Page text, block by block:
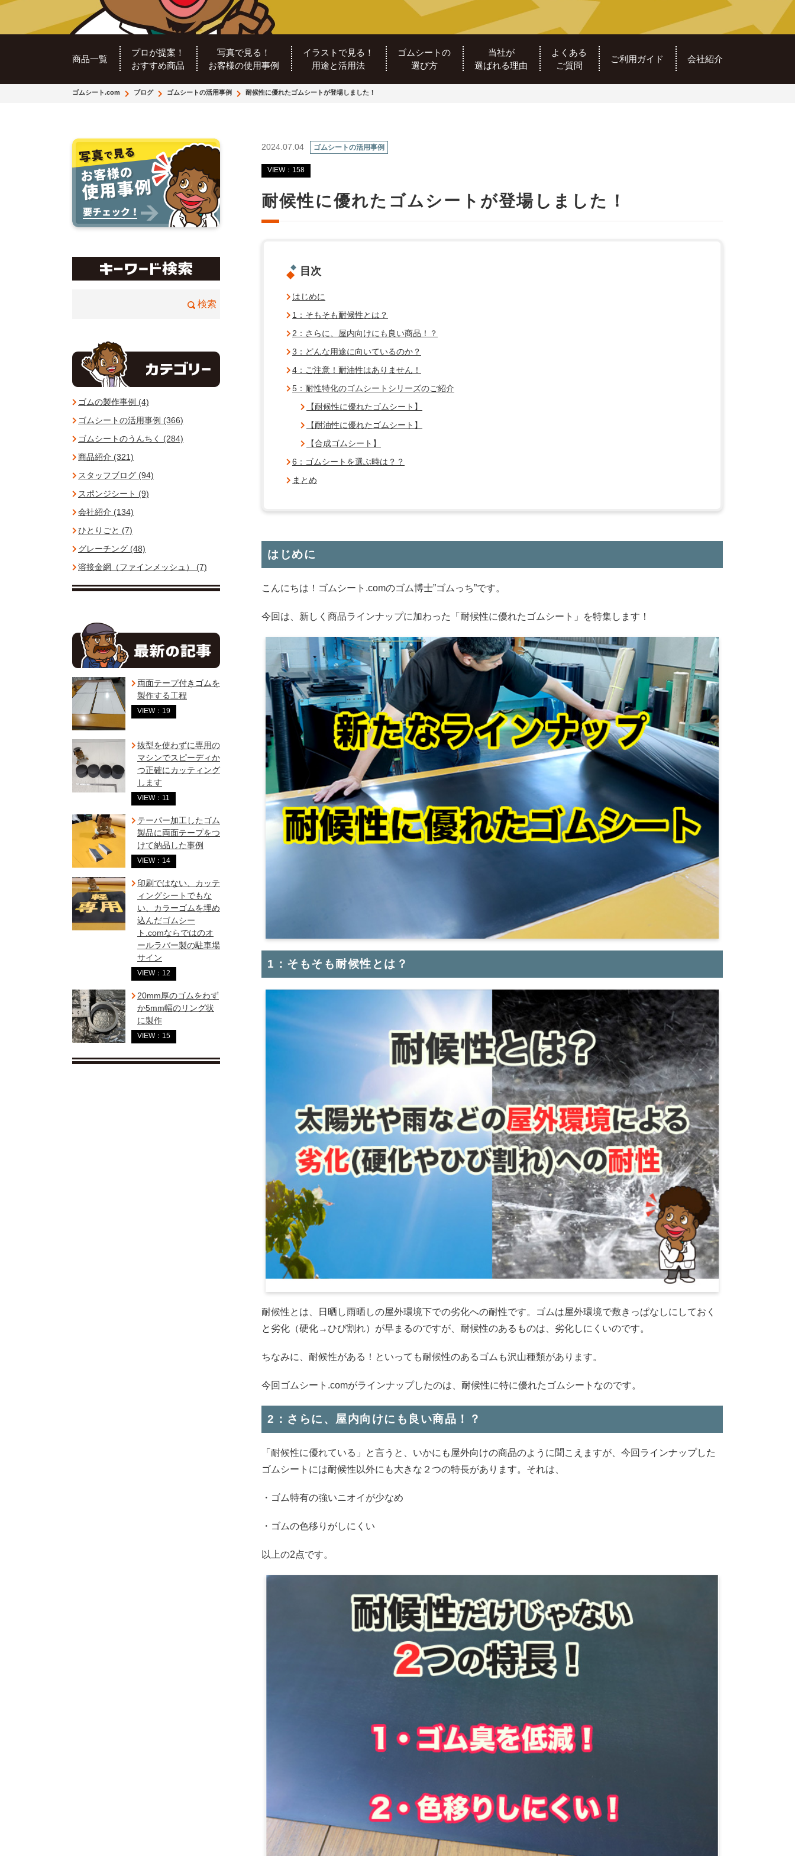
商品一覧
プロが提案！
おすすめ商品
写真で見る！
お客様の使用事例
イラストで見る！
用途と活用法
ゴムシートの
選び方
当社が
選ばれる理由
よくある
ご質問
ご利用ガイド 会社紹介
ゴムシート.com ブログ ゴムシートの活用事例 耐候性に優れたゴムシートが登場しました！
2024.07.04 ゴムシートの活用事例
VIEW：158
耐候性に優れたゴムシートが登場しました！
目次
はじめに
1：そもそも耐候性とは？
2：さらに、屋内向けにも良い商品！？
3：どんな用途に向いているのか？
4：ご注意！耐油性はありません！
5：耐性特化のゴムシートシリーズのご紹介
【耐候性に優れたゴムシート】
【耐油性に優れたゴムシート】
【合成ゴムシート】
6：ゴムシートを選ぶ時は？？
まとめ
はじめに
こんにちは！ゴムシート.comのゴム博士”ゴムっち”です。
今回は、新しく商品ラインナップに加わった「耐候性に優れたゴムシート」を特集します！
1：そもそも耐候性とは？
耐候性とは、日晒し雨晒しの屋外環境下での劣化への耐性です。ゴムは屋外環境で敷きっぱなしにしておく
と劣化（硬化→ひび割れ）が早まるのですが、耐候性のあるものは、劣化しにくいのです。
ちなみに、耐候性がある！といっても耐候性のあるゴムも沢山種類があります。
今回ゴムシート.comがラインナップしたのは、耐候性に特に優れたゴムシートなのです。
2：さらに、屋内向けにも良い商品！？
「耐候性に優れている」と言うと、いかにも屋外向けの商品のように聞こえますが、今回ラインナップした
ゴムシートには耐候性以外にも大きな２つの特長があります。それは、
・ゴム特有の強いニオイが少なめ
・ゴムの色移りがしにくい
以上の2点です。
ゴムの製作事例 (4)
ゴムシートの活用事例 (366)
ゴムシートのうんちく (284)
商品紹介 (321)
スタッフブログ (94)
スポンジシート (9)
会社紹介 (134)
ひとりごと (7)
グレーチング (48)
溶接金網（ファインメッシュ） (7)
両面テープ付きゴムを
製作する工程
VIEW：19
抜型を使わずに専用の
マシンでスピーディか
つ正確にカッティング
します
VIEW：11
テーパー加工したゴム
製品に両面テープをつ
けて納品した事例
VIEW：14
印刷ではない、カッテ
ィングシートでもな
い、カラーゴムを埋め
込んだゴムシー
ト.comならではのオ
ールラバー製の駐車場
サイン
VIEW：12
20mm厚のゴムをわず
か5mm幅のリング状
に製作
VIEW：15